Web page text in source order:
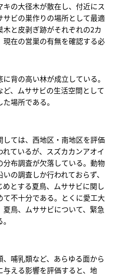
の大径木が散在し、付近にス
ビの巣作りの場所として最適
と皮剥ぎ跡がそれぞれの2カ
在の営巣の有無を確認する必
背の高い林が成立している。
、ムササビの生活空間として
場所である。
ては、西地区・南地区を評価
ているが、スズカカンアオイ
布調査が欠落している。動物
の調査しか行われておらず、
とする夏鳥、ムササビに関し
不十分である。とくに愛工大
鳥、ムササビについて、緊急
哺乳類など、あらゆる面から
える影響を評価すると、地